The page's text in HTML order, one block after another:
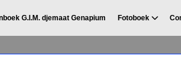
G.I.M. djemaat Genapium Fotoboek